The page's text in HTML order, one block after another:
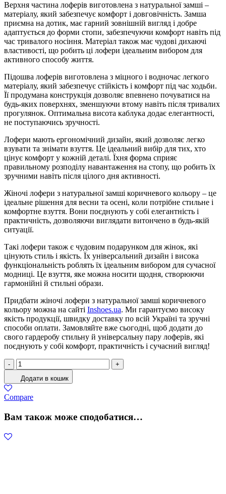
Верхня частина лоферів виготовлена з натуральної замші –
матеріалу, який забезпечує комфорт і довговічність. Замша
приємна на дотик, має гарний зовнішній вигляд і добре
адаптується до форми стопи, забезпечуючи комфорт навіть під
час тривалого носіння. Матеріал також має чудові дихаючі
властивості, що робить ці лофери ідеальним вибором для
активного способу життя.
Підошва лоферів виготовлена з міцного і водночас легкого
матеріалу, який забезпечує стійкість і комфорт під час ходьби.
Її продумана конструкція дозволяє впевнено почуватися на
будь-яких поверхнях, зменшуючи втому навіть після тривалих
прогулянок. Оптимальна висота каблука додає елегантності,
не поступаючись зручності.
Лофери мають ергономічний дизайн, який дозволяє легко
взувати та знімати взуття. Це ідеальний вибір для тих, хто
цінує комфорт у кожній деталі. Їхня форма сприяє
правильному розподілу навантаження на стопу, що робить їх
зручними навіть після цілого дня активності.
Жіночі лофери з натуральної замші коричневого кольору – це
ідеальне рішення для весни та осені, коли потрібне стильне і
комфортне взуття. Вони поєднують у собі елегантність і
практичність, дозволяючи виглядати витончено в будь-якій
ситуації.
Такі лофери також є чудовим подарунком для жінок, які
цінують стиль і якість. Їх універсальний дизайн і висока
функціональність роблять їх ідеальним вибором для сучасної
модниці. Це взуття, яке можна носити щодня, створюючи
гармонійні й стильні образи.
Придбати жіночі лофери з натуральної замші коричневого
кольору можна на сайті Inshoes.ua. Ми гарантуємо високу
якість продукції, швидку доставку по всій Україні та зручні
способи оплати. Замовляйте вже сьогодні, щоб додати до
свого гардеробу стильну й універсальну пару лоферів, які
поєднують у собі комфорт, практичність і сучасний вигляд!
Лофери
Жіночі
Замша
Коричневий
кількість
-
+
Додати в кошик
Compare
Вам також може сподобатися…